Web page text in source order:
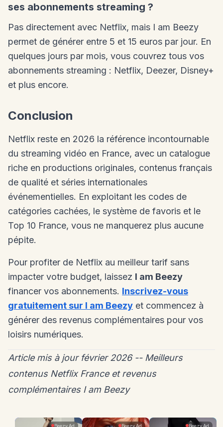
ses abonnements streaming ?
Pas directement avec Netflix, mais I am Beezy
permet de générer entre 5 et 15 euros par jour. En
quelques jours par mois, vous couvrez tous vos
abonnements streaming : Netflix, Deezer, Disney+
et plus encore.
Conclusion
Netflix reste en 2026 la référence incontournable
du streaming vidéo en France, avec un catalogue
riche en productions originales, contenus français
de qualité et séries internationales
événementielles. En exploitant les codes de
catégories cachées, le système de favoris et le
Top 10 France, vous ne manquerez plus aucune
pépite.
Pour profiter de Netflix au meilleur tarif sans
impacter votre budget, laissez I am Beezy
financer vos abonnements. Inscrivez-vous
gratuitement sur I am Beezy et commencez à
générer des revenus complémentaires pour vos
loisirs numériques.
Article mis à jour février 2026 -- Meilleurs
contenus Netflix France et revenus
complémentaires I am Beezy